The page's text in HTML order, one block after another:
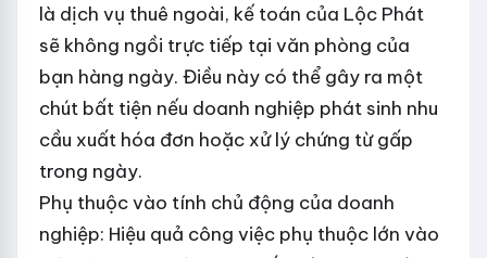
là dịch vụ thuê ngoài, kế toán của Lộc Phát
sẽ không ngồi trực tiếp tại văn phòng của
bạn hàng ngày. Điều này có thể gây ra một
chút bất tiện nếu doanh nghiệp phát sinh nhu
cầu xuất hóa đơn hoặc xử lý chứng từ gấp
trong ngày.
Phụ thuộc vào tính chủ động của doanh
nghiệp: Hiệu quả công việc phụ thuộc lớn vào